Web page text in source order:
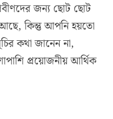
জন্য ছোট ছোট
কিন্তু আপনি হয়তো
কথা জানেন না,
প্রয়োজনীয় আর্থিক